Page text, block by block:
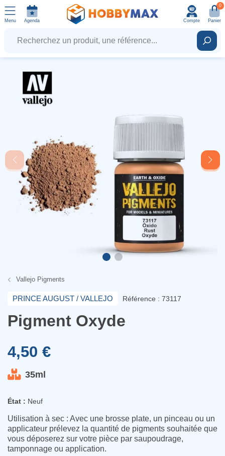
Menu Agenda Compte
0
Panier
Recherchez un produit, une référence...
Vallejo Pigments
PRINCE AUGUST / VALLEJO Référence : 73117
Pigment Oxyde
4,50 €
35ml
État : Neuf
Utilisation à sec : Avec une brosse plate, un pinceau ou un
applicateur prélevez la quantité de pigments souhaitée que
vous déposerez sur votre pièce par saupoudrage,
tamponnage ou application.